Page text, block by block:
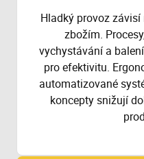
Hladký provoz
zbožím.
vychystávání a
pro efektivitu.
automatizované
koncepty snižují